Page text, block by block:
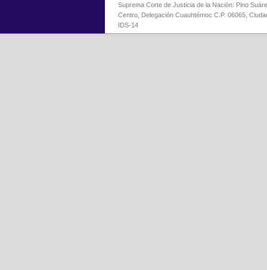
Suprema Corte de Justicia de la Nación: Pino
Centro, Delegación Cuauhtémoc C.P. 06065,
IDS-14